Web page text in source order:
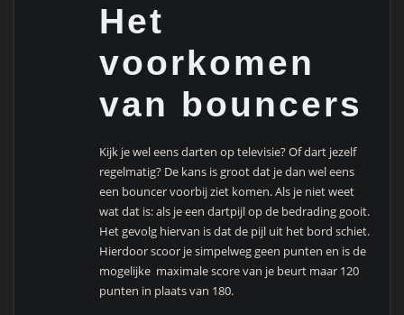
Het
voorkomen
van bouncers
Kijk je wel eens darten op televisie? Of dart jezelf
regelmatig? De kans is groot dat je dan wel eens
een bouncer voorbij ziet komen. Als je niet weet
wat dat is: als je een dartpijl op de bedrading gooit.
Het gevolg hiervan is dat de pijl uit het bord schiet.
Hierdoor scoor je simpelweg geen punten en is de
mogelijke maximale score van je beurt maar 120
punten in plaats van 180.